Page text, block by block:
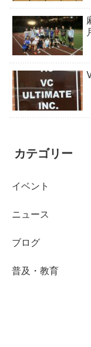
カテゴリー
イベント
ニュース
ブログ
普及・教育